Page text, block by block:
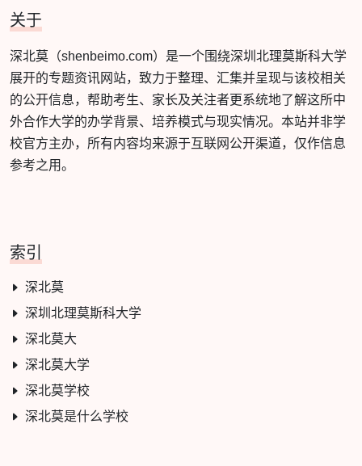
关于
深北莫（shenbeimo.com）是一个围绕深圳北理莫斯科大学
展开的专题资讯网站，致力于整理、汇集并呈现与该校相关
的公开信息，帮助考生、家长及关注者更系统地了解这所中
外合作大学的办学背景、培养模式与现实情况。本站并非学
校官方主办，所有内容均来源于互联网公开渠道，仅作信息
参考之用。
索引
深北莫
深圳北理莫斯科大学
深北莫大
深北莫大学
深北莫学校
深北莫是什么学校